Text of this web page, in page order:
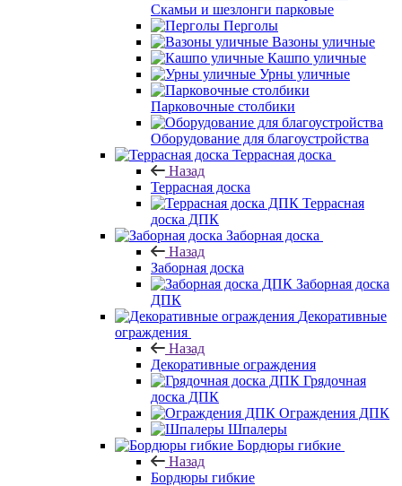
Скамьи и шезлонги парковые
Перголы
Вазоны уличные
Кашпо уличные
Урны уличные
Парковочные столбики
Оборудование для благоустройства
Террасная доска
Назад
Террасная доска
Террасная
доска ДПК
Заборная доска
Назад
Заборная доска
Заборная доска
ДПК
Декоративные
ограждения
Назад
Декоративные ограждения
Грядочная
доска ДПК
Ограждения ДПК
Шпалеры
Бордюры гибкие
Назад
Бордюры гибкие